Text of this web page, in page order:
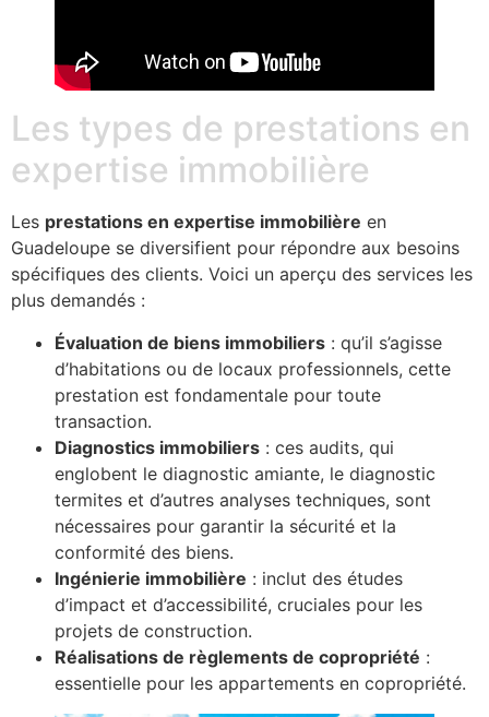
Les types de prestations en
expertise immobilière
Les prestations en expertise immobilière en
Guadeloupe se diversifient pour répondre aux besoins
spécifiques des clients. Voici un aperçu des services les
plus demandés :
Évaluation de biens immobiliers : qu’il s’agisse
d’habitations ou de locaux professionnels, cette
prestation est fondamentale pour toute
transaction.
Diagnostics immobiliers : ces audits, qui
englobent le diagnostic amiante, le diagnostic
termites et d’autres analyses techniques, sont
nécessaires pour garantir la sécurité et la
conformité des biens.
Ingénierie immobilière : inclut des études
d’impact et d’accessibilité, cruciales pour les
projets de construction.
Réalisations de règlements de copropriété :
essentielle pour les appartements en copropriété.